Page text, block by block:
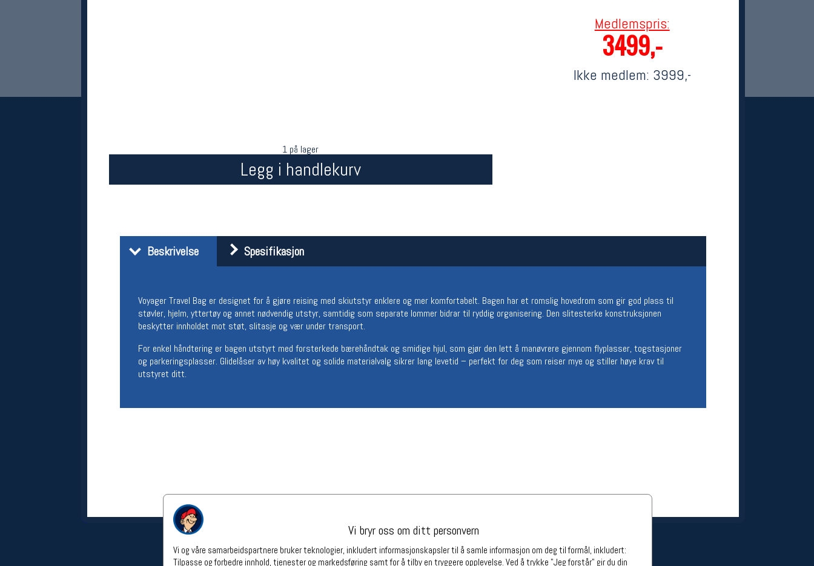
Medlemspris:
3499,-
Ikke medlem: 3999,-
1 på lager
Legg i handlekurv
Beskrivelse Spesifikasjon
Voyager Travel Bag er designet for å gjøre reising med skiutstyr enklere og mer komfortabelt. Bagen har et romslig hovedrom som gir god plass til
støvler, hjelm, yttertøy og annet nødvendig utstyr, samtidig som separate lommer bidrar til ryddig organisering. Den slitesterke konstruksjonen
beskytter innholdet mot støt, slitasje og vær under transport.
For enkel håndtering er bagen utstyrt med forsterkede bærehåndtak og smidige hjul, som gjør den lett å manøvrere gjennom flyplasser, togstasjoner
og parkeringsplasser. Glidelåser av høy kvalitet og solide materialvalg sikrer lang levetid – perfekt for deg som reiser mye og stiller høye krav til
utstyret ditt.
Vi bryr oss om ditt personvern
Vi og våre samarbeidspartnere bruker teknologier, inkludert informasjonskapsler til å samle informasjon om deg til formål, inkludert:
Tilpasse og forbedre innhold, tjenester og markedsføring samt for å tilby en tryggere opplevelse. Ved å trykke "Jeg forstår" gir du din
Oslo Sportslager
Vis i kart
Om oss
Åpningstider butikk
Man-Fredag:
11-18
Åpningstider verkstedet
Man-Fredag:
11-18
Om verkstedet
For å bestille time må du logge inn i
nettbutikken og trykke på den
Betingelser
Salgsbetingelser
Informasjonskapsler
Bærekraft
Ledige stillinger